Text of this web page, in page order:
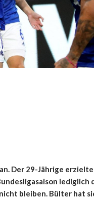
Der 29-Jährige erzielte
lediglich
bleiben. Bülter hat